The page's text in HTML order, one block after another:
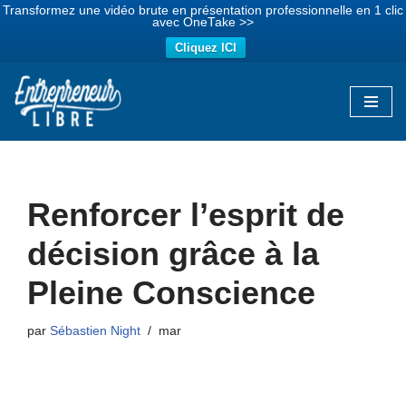
Transformez une vidéo brute en présentation professionnelle en 1 clic
avec OneTake >>
Cliquez ICI
Aller
Renforcer l’esprit de
décision grâce à la
Pleine Conscience
par Sébastien Night mar